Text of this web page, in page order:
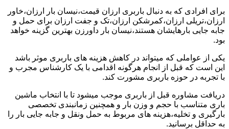
برای افرادی که به دنبال باربری ارزان قیمت،نیسان بار ارزان،خاور
ارزان،تریلی ارزان،کمرشکن ارزان،تک و جفت ارزان برای حمل و
جابه جایی بارهایشان هستند،نیسان بار داورزن بهترین گزینه خواهد
بود.
یکی از عواملی که میتواند در کاهش هزینه های باربری موثر باشد
این است که قبل از انجام هرگونه اقدامی با یک کارشناس مجرب و
با تجربه در حوزه باربری مشورت کند.
دریافت مشاوره قبل از باربری موجب میشود تا با انتخاب ماشین
باری متناسب با حجم و وزن بار و همچنین زمانبندی تخصصی
بارگیری و تخلیه،هزینه های مربوط به حمل ونقل و جابه جایی بار را
به حداقل برسانید.